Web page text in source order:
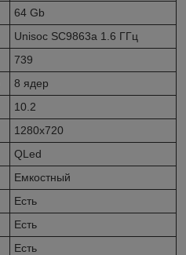
64 Gb
Unisoc SC9863a 1.6 ГГц
739
8 ядер
10.2
1280x720
QLed
Емкостный
Есть
Есть
Есть